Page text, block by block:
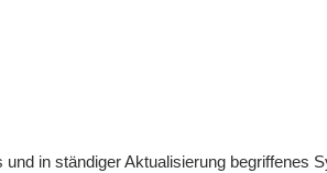
in ständiger Aktualisierung begriffenes